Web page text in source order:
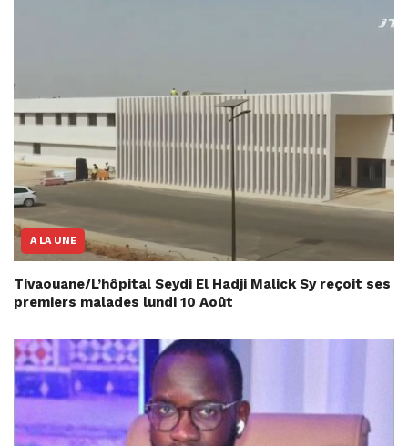
A LA UNE
Tivaouane/L’hôpital Seydi El Hadji Malick Sy reçoit ses
premiers malades lundi 10 Août